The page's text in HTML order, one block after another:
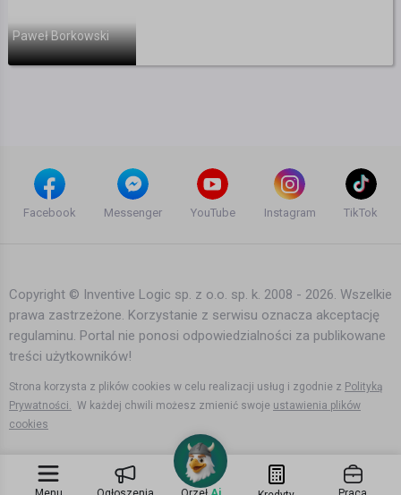
Paweł Borkowski
Facebook Messenger YouTube Instagram TikTok
Copyright © Inventive Logic sp. z o.o. sp. k. 2008 - 2026. Wszelkie
prawa zastrzeżone. Korzystanie z serwisu oznacza akceptację
regulaminu. Portal nie ponosi odpowiedzialności za publikowane
treści użytkowników!
Strona korzysta z plików cookies w celu realizacji usług i zgodnie z Polityką
Prywatności. W każdej chwili możesz zmienić swoje ustawienia plików
cookies